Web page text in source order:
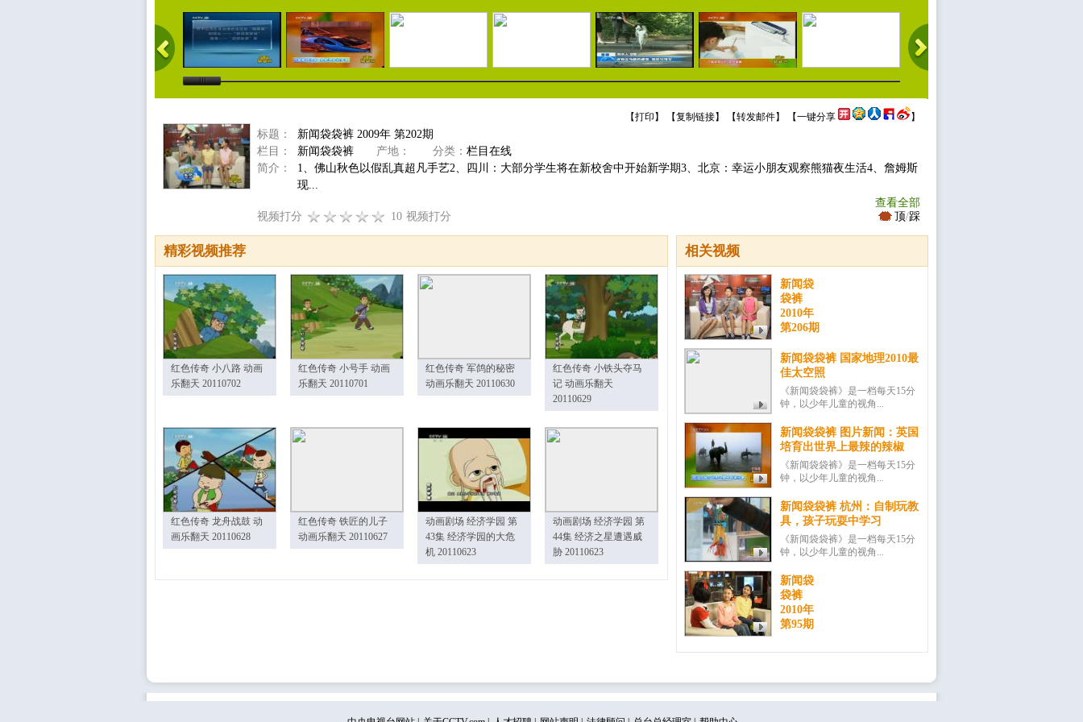
【打印 】 【复制链接】 【转发邮件】 【一键分享 】
标题：
新闻袋袋裤 2009年 第202期
栏目：
新闻袋袋裤 产地： 分类： 栏目在线
简介：
1、佛山秋色以假乱真超凡手艺2、四川：大部分学生将在新校舍中开始新学期3、北京：幸运小朋友观察熊猫夜生活4、詹姆斯
现...
查看全部
视频打分
10 视频打分 顶/踩
相关视频
新闻袋
袋裤
2010年
第206期
新闻袋袋裤 国家地理2010最
佳太空照
《新闻袋袋裤》是一档每天15分
钟，以少年儿童的视角...
新闻袋袋裤 图片新闻：英国
培育出世界上最辣的辣椒
《新闻袋袋裤》是一档每天15分
钟，以少年儿童的视角...
新闻袋袋裤 杭州：自制玩教
具，孩子玩耍中学习
《新闻袋袋裤》是一档每天15分
钟，以少年儿童的视角...
新闻袋
袋裤
2010年
第95期
精彩视频推荐
红色传奇 小八路 动画
乐翻天 20110702
红色传奇 小号手 动画
乐翻天 20110701
红色传奇 军鸽的秘密
动画乐翻天 20110630
红色传奇 小铁头夺马
记 动画乐翻天
20110629
红色传奇 龙舟战鼓 动
画乐翻天 20110628
红色传奇 铁匠的儿子
动画乐翻天 20110627
动画剧场 经济学园 第
43集 经济学园的大危
机 20110623
动画剧场 经济学园 第
44集 经济之星遭遇威
胁 20110623